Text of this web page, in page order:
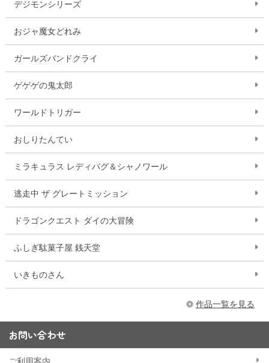
デジモンシリーズ
おジャ魔女どれみ
ガールズバンドクライ
ゲゲゲの鬼太郎
ワールドトリガー
おしりたんてい
ミラキュラス レディバグ＆シャノワール
逃走中 ザ グレートミッション
ドラゴンクエスト ダイの大冒険
ふしぎ駄菓子屋 銭天堂
いきものさん
作品一覧を見る
お問い合わせ
ご利用案内